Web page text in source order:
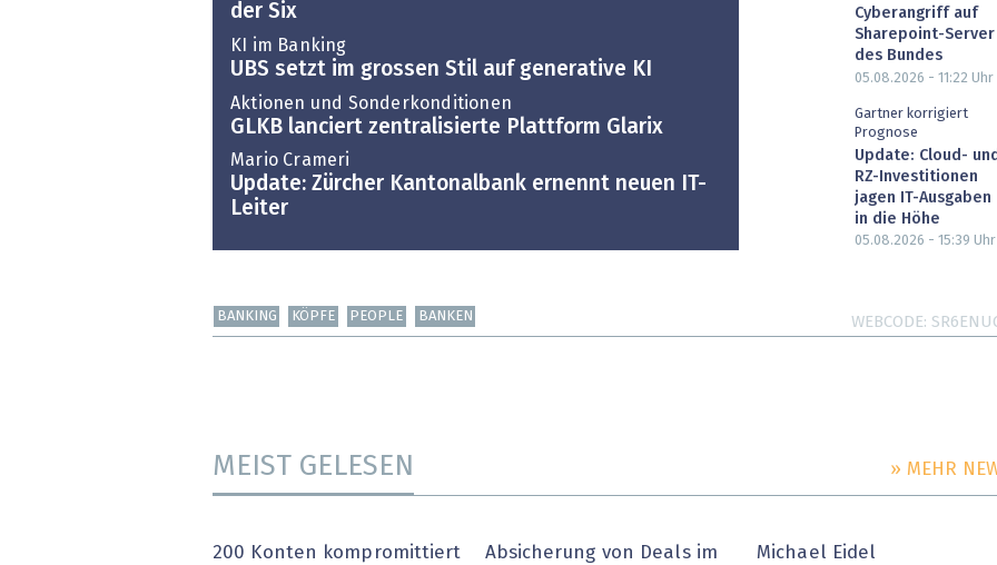
der Six
KI im Banking
UBS setzt im grossen Stil auf generative KI
Aktionen und Sonderkonditionen
GLKB lanciert zentralisierte Plattform Glarix
Mario Crameri
Update: Zürcher Kantonalbank ernennt neuen IT-
Leiter
Cyberangriff auf
Sharepoint-Server
des Bundes
05.08.2026 - 11:22 Uhr
Gartner korrigiert
Prognose
Update: Cloud- und
RZ-Investitionen
jagen IT-Ausgaben
in die Höhe
05.08.2026 - 15:39 Uhr
BANKING KÖPFE PEOPLE BANKEN WEBCODE
MEIST GELESEN » MEHR
200 Konten kompromittiert
Absicherung von Deals im
Michael Eidel